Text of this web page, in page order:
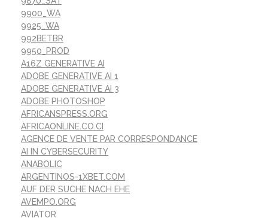
9900_WA
9925_WA
992BETBR
9950_PROD
A16Z GENERATIVE AI
ADOBE GENERATIVE AI 1
ADOBE GENERATIVE AI 3
ADOBE PHOTOSHOP
AFRICANSPRESS.ORG
AFRICAONLINE.CO.CI
AGENCE DE VENTE PAR CORRESPONDANCE
AI IN CYBERSECURITY
ANABOLIC
ARGENTINOS-1XBET.COM
AUF DER SUCHE NACH EHE
AVEMPO.ORG
AVIATOR